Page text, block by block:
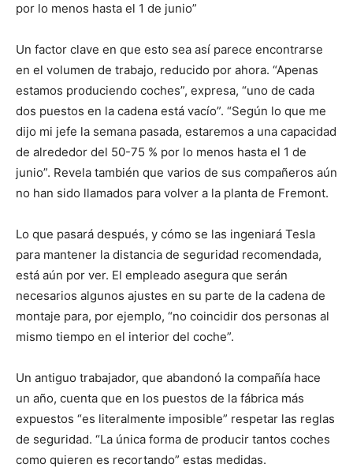
por lo menos hasta el 1 de junio”
Un factor clave en que esto sea así parece encontrarse
en el volumen de trabajo, reducido por ahora. “Apenas
estamos produciendo coches”, expresa, “uno de cada
dos puestos en la cadena está vacío”. “Según lo que me
dijo mi jefe la semana pasada, estaremos a una capacidad
de alrededor del 50-75 % por lo menos hasta el 1 de
junio”. Revela también que varios de sus compañeros aún
no han sido llamados para volver a la planta de Fremont.
Lo que pasará después, y cómo se las ingeniará Tesla
para mantener la distancia de seguridad recomendada,
está aún por ver. El empleado asegura que serán
necesarios algunos ajustes en su parte de la cadena de
montaje para, por ejemplo, “no coincidir dos personas al
mismo tiempo en el interior del coche”.
Un antiguo trabajador, que abandonó la compañía hace
un año, cuenta que en los puestos de la fábrica más
expuestos “es literalmente imposible” respetar las reglas
de seguridad. “La única forma de producir tantos coches
como quieren es recortando” estas medidas.